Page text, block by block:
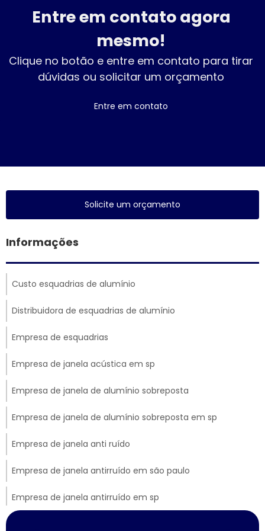
Entre em contato agora
mesmo!
Clique no botão e entre em contato para tirar
dúvidas ou solicitar um orçamento
Entre em contato
Solicite um orçamento
Informações
Custo esquadrias de alumínio
Distribuidora de esquadrias de alumínio
Empresa de esquadrias
Empresa de janela acústica em sp
Empresa de janela de alumínio sobreposta
Empresa de janela de alumínio sobreposta em sp
Empresa de janela anti ruído
Empresa de janela antirruído em são paulo
Empresa de janela antirruído em sp